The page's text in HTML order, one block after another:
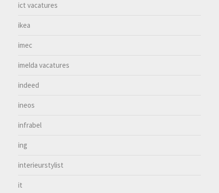
ict vacatures
ikea
imec
imelda vacatures
indeed
ineos
infrabel
ing
interieurstylist
it